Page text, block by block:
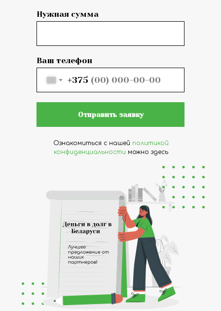
Нужная сумма
Ваш телефон
+375
Отправить заявку
Ознакомиться с нашей политикой
конфиденциальности можно здесь